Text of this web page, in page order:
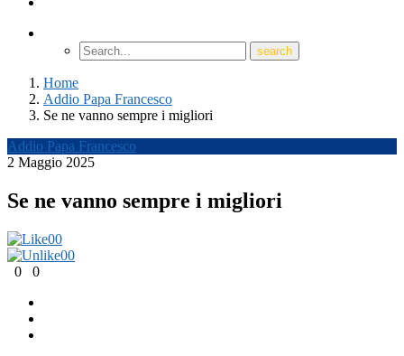
Home
Addio Papa Francesco
Se ne vanno sempre i migliori
Addio Papa Francesco
2 Maggio 2025
Se ne vanno sempre i migliori
00
00
0
0